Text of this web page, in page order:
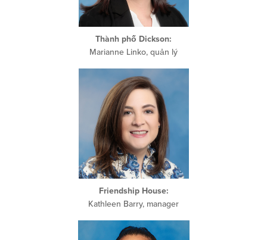
Thành phố Dickson:
Marianne Linko, quản lý
Friendship House:
Kathleen Barry, manager